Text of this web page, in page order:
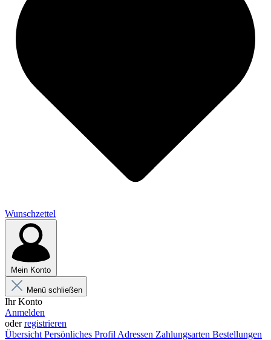
Wunschzettel
Mein Konto
Menü schließen
Ihr Konto
Anmelden
oderregistrieren
Übersicht Persönliches Profil Adressen Zahlungsarten Bestellungen